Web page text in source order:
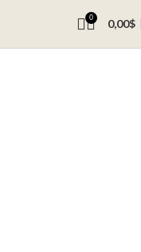
0 0,00$